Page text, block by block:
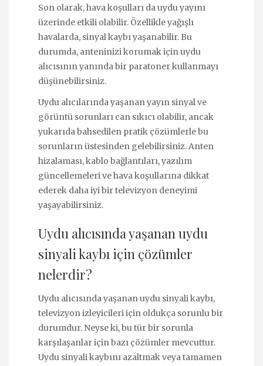
Son olarak, hava koşulları da uydu yayını
üzerinde etkili olabilir. Özellikle yağışlı
havalarda, sinyal kaybı yaşanabilir. Bu
durumda, anteninizi korumak için uydu
alıcısının yanında bir paratoner kullanmayı
düşünebilirsiniz.
Uydu alıcılarında yaşanan yayın sinyal ve
görüntü sorunları can sıkıcı olabilir, ancak
yukarıda bahsedilen pratik çözümlerle bu
sorunların üstesinden gelebilirsiniz. Anten
hizalaması, kablo bağlantıları, yazılım
güncellemeleri ve hava koşullarına dikkat
ederek daha iyi bir televizyon deneyimi
yaşayabilirsiniz.
Uydu alıcısında yaşanan uydu
sinyali kaybı için çözümler
nelerdir?
Uydu alıcısında yaşanan uydu sinyali kaybı,
televizyon izleyicileri için oldukça sorunlu bir
durumdur. Neyse ki, bu tür bir sorunla
karşılaşanlar için bazı çözümler mevcuttur.
Uydu sinyali kaybını azaltmak veya tamamen